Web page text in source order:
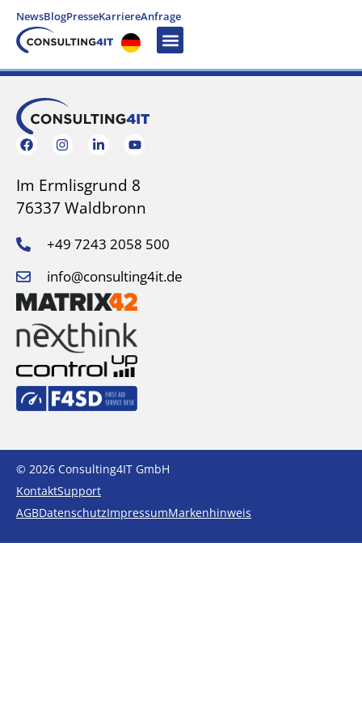
NewsBlogPresseKarriereAnfrage
Im Ermlisgrund 8
76337 Waldbronn
+49 7243 2058 500
info@consulting4it.de
© 2026 Consulting4IT GmbH
KontaktSupport
AGBDatenschutzImpressumMarkenhinweis